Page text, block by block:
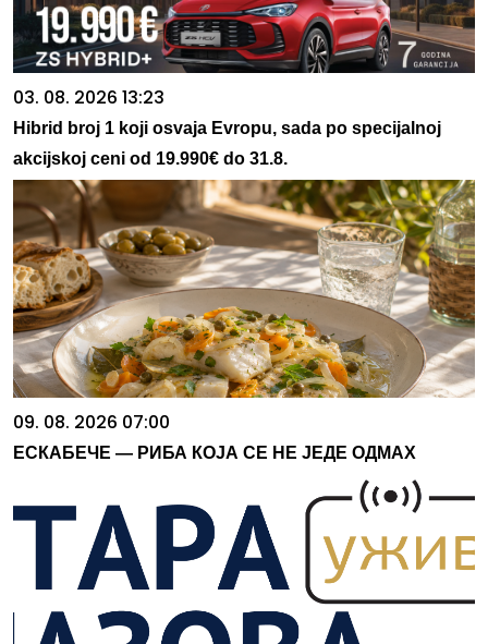
03. 08. 2026 13:23
Hibrid broj 1 koji osvaja Evropu, sada po specijalnoj
akcijskoj ceni od 19.990€ do 31.8.
09. 08. 2026 07:00
ЕСКАБЕЧЕ — РИБА КОЈА СЕ НЕ ЈЕДЕ ОДМАХ